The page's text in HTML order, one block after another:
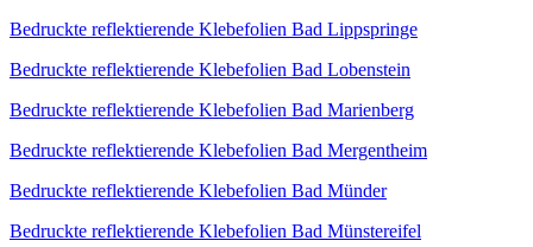
Bedruckte reflektierende Klebefolien Bad Lippspringe
Bedruckte reflektierende Klebefolien Bad Lobenstein
Bedruckte reflektierende Klebefolien Bad Marienberg
Bedruckte reflektierende Klebefolien Bad Mergentheim
Bedruckte reflektierende Klebefolien Bad Münder
Bedruckte reflektierende Klebefolien Bad Münstereifel